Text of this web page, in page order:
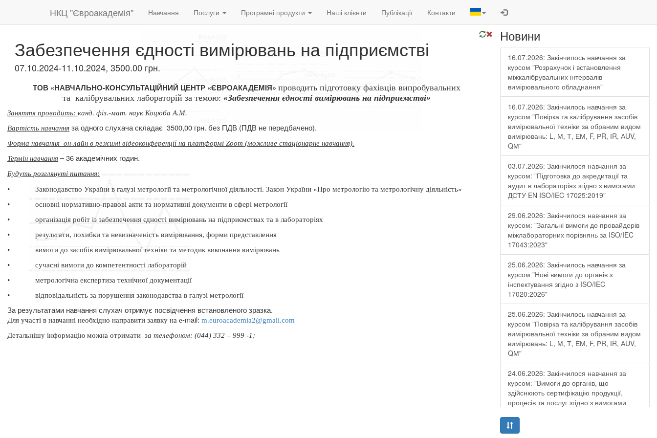
НКЦ "Євроакадемія" Навчання Послуги Програмні продукти Наші клієнти Публікації Контакти
Забезпечення єдності вимірювань на підприємстві
07.10.2024-11.10.2024, 3500.00 грн.
ТОВ «НАВЧАЛЬНО-КОНСУЛЬТАЦІЙНИЙ ЦЕНТР «ЄВРОАКАДЕМІЯ» проводить підготовку фахівців випробувальних
та калібрувальних лабораторій за темою: «Забезпечення єдності вимірювань на підприємстві»
Заняття проводить: канд. фіз.-мат. наук Коцюба А.М.
Вартість навчання за одного слухача складає 3500,00 грн. без ПДВ (ПДВ не передбачено).
Форма навчання он-лайн в режимі відеоконференції на платформі Zoom (можливе стаціонарне навчання).
Термін навчання – 36 академічних годин.
Будуть розглянуті питання:
•
Законодавство України в галузі метрології та метрологічної діяльності. Закон України «Про метрологію та метрологічну діяльність»
•
основні нормативно-правові акти та нормативні документи в сфері метрології
•
організація робіт із забезпечення єдності вимірювань на підприємствах та в лабораторіях
•
результати, похибки та невизначеність вимірювання, форми представлення
•
вимоги до засобів вимірювальної техніки та методик виконання вимірювань
•
сучасні вимоги до компетентності лабораторій
•
метрологічна експертиза технічної документації
•
відповідальність за порушення законодавства в галузі метрології
За результатами навчання слухач отримує посвідчення встановленого зразка.
Для участі в навчанні необхідно направити заявку на e-mail: m.euroacademia2@gmail.com
Детальнішу інформацію можна отримати за телефоном: (044) 332 – 999 -1;
Новини
16.07.2026: Закінчилось навчання за
курсом "Розрахунок і встановлення
міжкалібрувальних інтервалів
вимірювального обладнання"
16.07.2026: Закінчилось навчання за
курсом "Повірка та калібрування засобів
вимірювальної техніки за обраним видом
вимірювань: L, М, Т, ЕМ, F, РR, ІR, АUV,
QМ"
03.07.2026: Закінчилося навчання за
курсом: "Підготовка до акредитації та
аудит в лабораторіях згідно з вимогами
ДСТУ EN ISO/IEC 17025:2019"
29.06.2026: Закінчилося навчання за
курсом: "Загальні вимоги до провайдерів
міжлабораторних порівнянь за ISO/IEC
17043:2023"
25.06.2026: Закінчилось навчання за
курсом "Нові вимоги до органів з
інспектування згідно з ISO/IEC
17020:2026"
25.06.2026: Закінчилось навчання за
курсом "Повірка та калібрування засобів
вимірювальної техніки за обраним видом
вимірювань: L, М, Т, ЕМ, F, РR, ІR, АUV,
QМ"
24.06.2026: Закінчилося навчання за
курсом: "Вимоги до органів, що
здійснюють сертифікацію продукції,
процесів та послуг згідно з вимогами
19.06.2026: Закінчилося навчання за